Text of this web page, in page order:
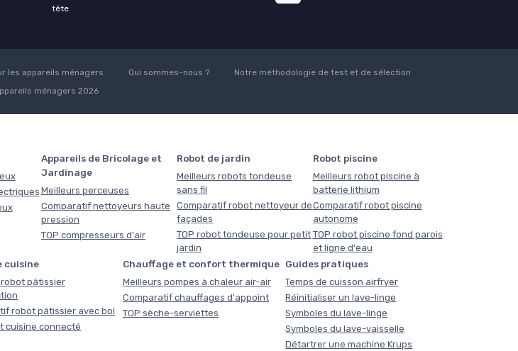
tête
les appareils ménagers Qui sommes-nous ?
Notre méthodologie de test et de sélection
ménagers 2026
Appareils de Bricolage et
Jardinage
Meilleurs perceuses
Comparatif nettoyeurs haute
pression
TOP compresseurs d'air
Robot de jardin
Meilleurs robots tondeuse
sans fil
Comparatif robot nettoyeur de
façades
TOP robot tondeuse pour petit
jardin
Robot piscine
Meilleurs robot piscine à
batterie lithium
Comparatif robot piscine
autonome
TOP robot piscine fond parois
et ligne d'eau
cuisine
pâtissier
robot pâtissier avec bol
cuisine connecté
Chauffage et confort thermique
Meilleurs pompes à chaleur air-air
Comparatif chauffages d'appoint
TOP sèche-serviettes
Guides pratiques
Temps de cuisson airfryer
Réinitialiser un lave-linge
Symboles du lave-linge
Symboles du lave-vaisselle
Détartrer une machine Krups